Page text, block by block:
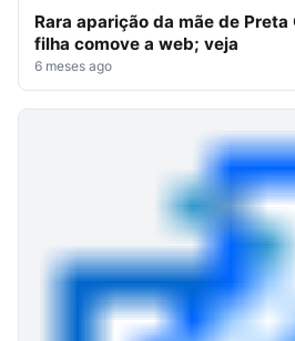
Rara aparição da mãe de
filha comove a web; veja
6 meses ago